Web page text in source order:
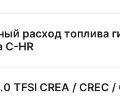
расход топлива
C-HR
TFSI CREA / CREC /